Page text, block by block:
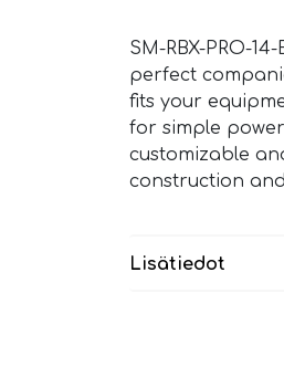
SM-RBX-PRO-
perfect
fits your
for simple
customizable
construction
Lisätiedot